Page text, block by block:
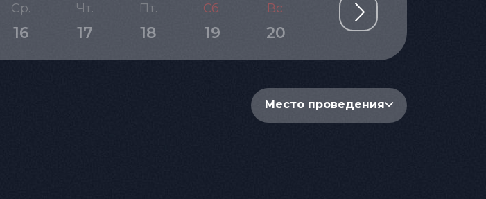
Ср.
16
Чт.
17
Пт.
18
Сб.
19
Вс.
20
Пн.
21 22
Место проведения